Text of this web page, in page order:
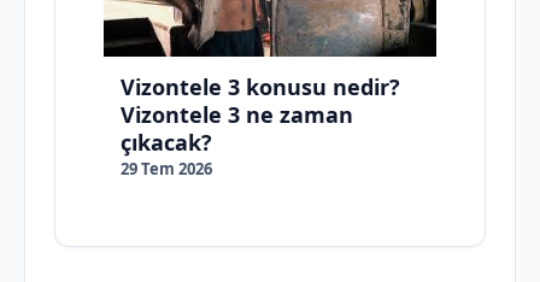
Vizontele 3 konusu nedir?
Vizontele 3 ne zaman
çıkacak?
29 Tem 2026